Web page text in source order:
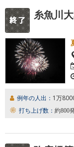
糸魚川
例年の人出： 1万
打ち上げ数： 約800